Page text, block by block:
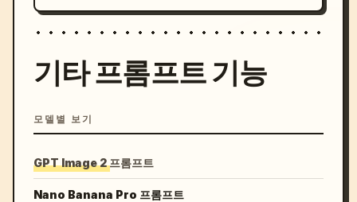
기타 프롬프트 기능
모델별 보기
GPT Image 2 프롬프트
Nano Banana Pro 프롬프트